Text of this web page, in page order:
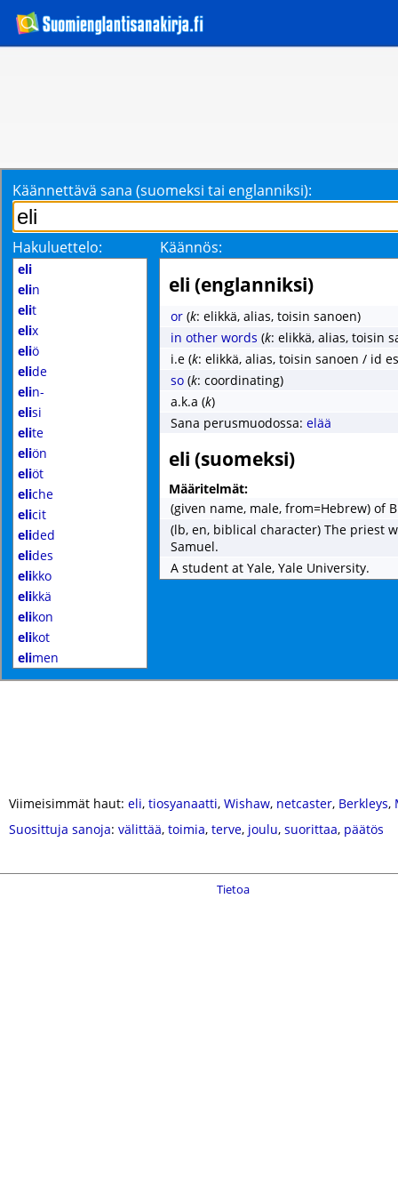
Käännettävä sana (suomeksi tai englanniksi):
Hakuluettelo: Käännös:
eli
elin
elit
elix
eliö
elide
elin-
elisi
elite
eliön
eliöt
eliche
elicit
elided
elides
elikko
elikkä
elikon
elikot
elimen
eli (englanniksi)
or (k: elikkä, alias, toisin sanoen)
in other words (k: elikkä, alias, toisin
i.e (k: elikkä, alias, toisin sanoen / id
so (k: coordinating)
a.k.a (k)
Sana perusmuodossa: elää
eli (suomeksi)
Määritelmät:
(given name, male, from=Hebrew) of
(lb, en, biblical character) The priest
Samuel.
A student at Yale, Yale University.
Viimeisimmät haut: eli, tiosyanaatti, Wishaw, netcaster, Berkleys,
Suosittuja sanoja: välittää, toimia, terve, joulu, suorittaa, päätös
Tietoa